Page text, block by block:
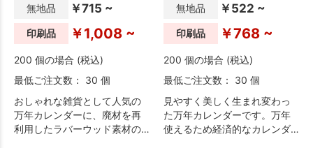
無地品 ￥715 ~
印刷品 ￥1,008 ~
200 個の場合 (税込)
最低ご注文数： 30 個
おしゃれな雑貨として人気の
万年カレンダーに、廃材を再
利用したラバーウッド素材の
無地品 ￥522 ~
印刷品 ￥768 ~
200 個の場合 (税込)
最低ご注文数： 30 個
見やすく美しく生まれ変わっ
た万年カレンダーです。万年
使えるため経済的なカレンダ